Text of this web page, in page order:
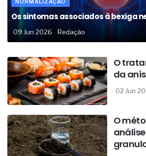
NORMALIZAÇÃO
Os sintomas associados à bexiga
09 Jun 2026 Redação
O
da
02 Jun
O
análise